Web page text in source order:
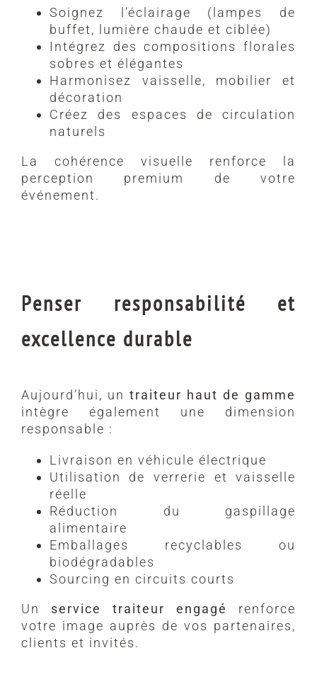
Soignez l’éclairage (lampes de
buffet, lumière chaude et ciblée)
Intégrez des compositions florales
sobres et élégantes
Harmonisez vaisselle, mobilier et
décoration
Créez des espaces de circulation
naturels
La cohérence visuelle renforce la
perception premium de votre
événement.
Penser responsabilité et
excellence durable
Aujourd’hui, un traiteur haut de gamme
intègre également une dimension
responsable :
Livraison en véhicule électrique
Utilisation de verrerie et vaisselle
réelle
Réduction du gaspillage
alimentaire
Emballages recyclables ou
biodégradables
Sourcing en circuits courts
Un service traiteur engagé
renforce
votre image auprès de vos partenaires,
clients et invités.